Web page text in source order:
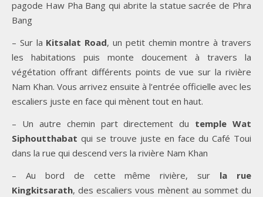
pagode Haw Pha Bang qui abrite la statue sacrée de Phra
Bang
– Sur la Kitsalat Road, un petit chemin montre à travers
les habitations puis monte doucement à travers la
végétation offrant différents points de vue sur la rivière
Nam Khan. Vous arrivez ensuite à l’entrée officielle avec les
escaliers juste en face qui mènent tout en haut.
– Un autre chemin part directement du temple Wat
Siphoutthabat qui se trouve juste en face du Café Toui
dans la rue qui descend vers la rivière Nam Khan
– Au bord de cette même rivière, sur la rue
Kingkitsarath, des escaliers vous mènent au sommet du